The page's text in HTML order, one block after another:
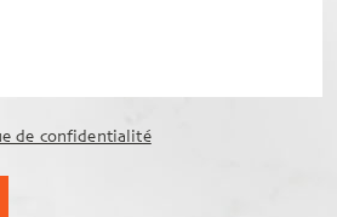
de confidentialité